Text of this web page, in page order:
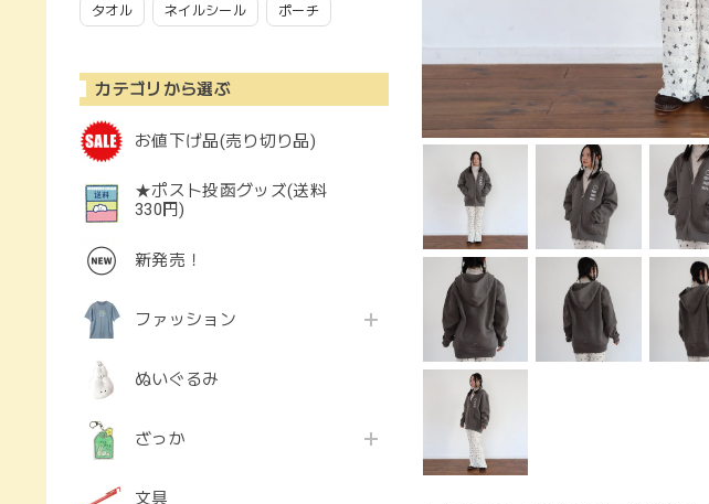
タオル ネイルシール ポーチ
カテゴリから選ぶ
お値下げ品(売り切り品)
★ポスト投函グッズ(送料
330円)
新発売！
ファッション
ぬいぐるみ
ざっか
文具